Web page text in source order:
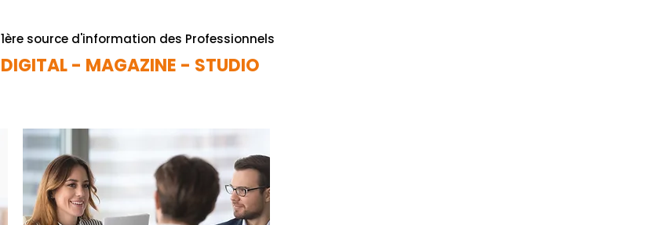
1ère source d'information des Professionnels
DIGITAL - MAGAZINE - STUDIO